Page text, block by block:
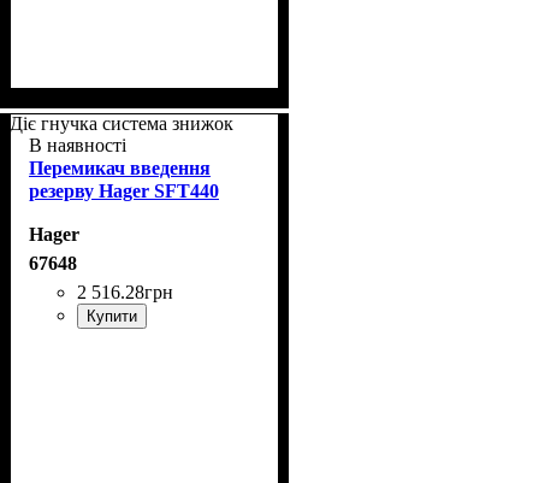
Діє гнучка система знижок
В наявності
Перемикач введення
резерву Hager SFT440
Hager
67648
2 516.28грн
Купити